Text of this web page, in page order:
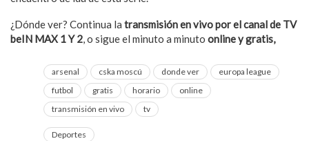
¿Dónde ver? Continua la transmisión en vivo por el canal de TV
beIN MAX 1 Y 2, o sigue el minuto a minuto online y gratis,
arsenal cska moscú donde ver
europa league
futbol
gratis horario
online
transmisión en vivo
tv
Deportes